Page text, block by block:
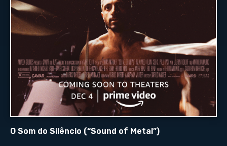
O Som do Silêncio (“Sound of Metal”)